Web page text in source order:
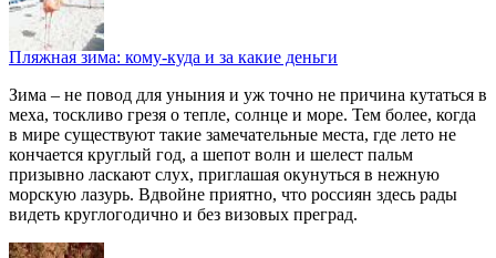
Пляжная зима: кому-куда и за какие деньги
Зима – не повод для уныния и уж точно не причина кутаться в
меха, тоскливо грезя о тепле, солнце и море. Тем более, когда
в мире существуют такие замечательные места, где лето не
кончается круглый год, а шепот волн и шелест пальм
призывно ласкают слух, приглашая окунуться в нежную
морскую лазурь. Вдвойне приятно, что россиян здесь рады
видеть круглогодично и без визовых преград.